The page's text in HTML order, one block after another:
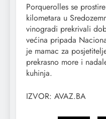
Porquerolles se
kilometara u
vinogradi prekrivali
većina pripada
je mamac za
prekrasno more i
kuhinja.
IZVOR: AVAZ.BA